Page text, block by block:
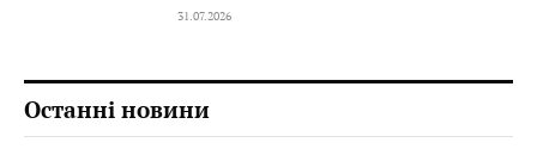
31.07.2026
Останні новини